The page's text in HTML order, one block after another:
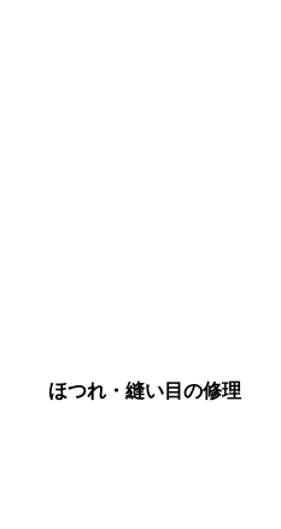
ほつれ・縫い目の修理